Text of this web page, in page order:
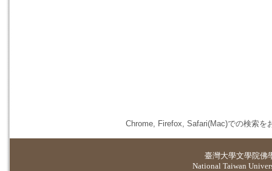
Chrome, Firefox, Safari(Mac)での検索を
臺灣大學文學院佛
National Taiwan